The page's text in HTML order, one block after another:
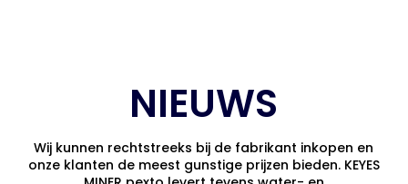
NIEUWS
Wij kunnen rechtstreeks bij de fabrikant inkopen en
onze klanten de meest gunstige prijzen bieden. KEYES